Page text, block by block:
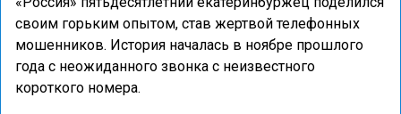
своим горьким опытом, став жертвой телефонных
мошенников. История началась в ноябре прошлого
года с неожиданного звонка с неизвестного
короткого номера.